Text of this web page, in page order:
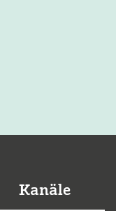
Kanäle